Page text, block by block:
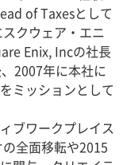
of Taxesとして
クウェア・エニ
Enix, Incの社長
2007年に本社に
ミッションとして
ブワークプレイス
全面移転や2015